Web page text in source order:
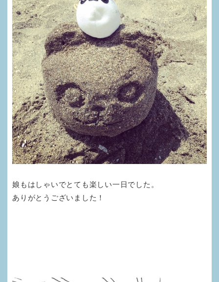
娘もはしゃいでとても楽しい一日でした。
ありがとうございました！